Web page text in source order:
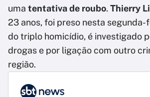
uma tentativa de roubo. Thierry
23 anos, foi preso nesta segunda-
do triplo homicídio, é investigado
drogas e por ligação com outro
região.